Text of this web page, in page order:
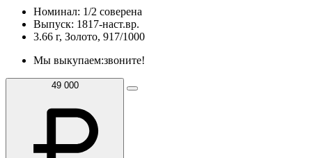
Номинал: 1/2 соверена
Выпуск: 1817-наст.вр.
3.66 г, Золото, 917/1000
Мы выкупаем:звоните!
49 000